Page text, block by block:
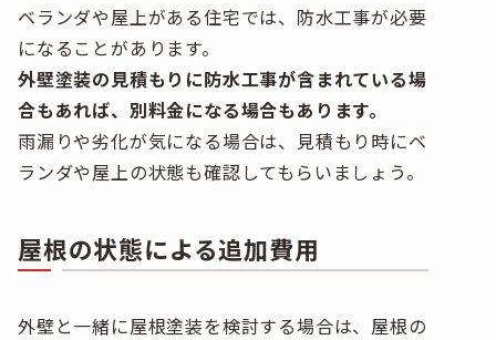
ベランダや屋上がある住宅では、防水工事が必要
になることがあります。
外壁塗装の見積もりに防水工事が含まれている場
合もあれば、別料金になる場合もあります。
雨漏りや劣化が気になる場合は、見積もり時にベ
ランダや屋上の状態も確認してもらいましょう。
屋根の状態による追加費用
外壁と一緒に屋根塗装を検討する場合は、屋根の